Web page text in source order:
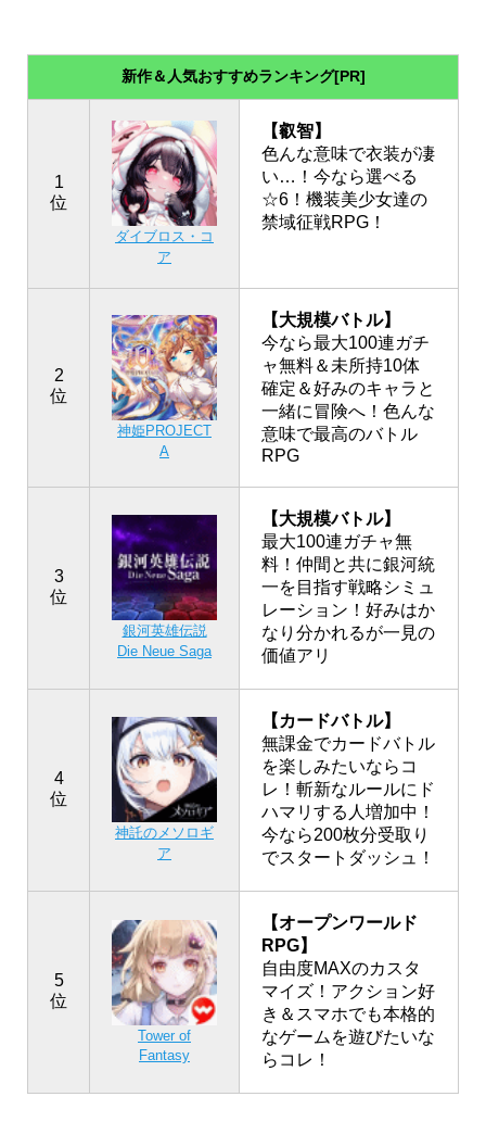
新作＆人気おすすめランキング[PR]
1
位
ダイブロス・コ
ア
【叡智】
色んな意味で衣装が凄
い…！今なら選べる
☆6！機装美少女達の
禁域征戦RPG！
2
位
神姫PROJECT
A
【大規模バトル】
今なら最大100連ガチ
ャ無料＆未所持10体
確定＆好みのキャラと
一緒に冒険へ！色んな
意味で最高のバトル
RPG
3
位
銀河英雄伝説
Die Neue Saga
【大規模バトル】
最大100連ガチャ無
料！仲間と共に銀河統
一を目指す戦略シミュ
レーション！好みはか
なり分かれるが一見の
価値アリ
4
位
神託のメソロギ
ア
【カードバトル】
無課金でカードバトル
を楽しみたいならコ
レ！斬新なルールにド
ハマリする人増加中！
今なら200枚分受取り
でスタートダッシュ！
5
位
Tower of
Fantasy
【オープンワールド
RPG】
自由度MAXのカスタ
マイズ！アクション好
き＆スマホでも本格的
なゲームを遊びたいな
らコレ！